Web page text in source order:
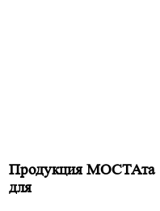
Продукция МОСТАта
для